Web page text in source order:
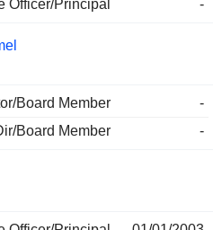
Officer/Principal -
Board Member
-
Board Member
-